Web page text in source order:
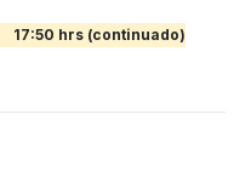
17:50 hrs (continuado)